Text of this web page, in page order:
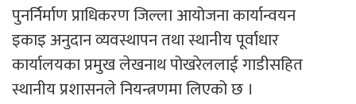
पुनर्निर्माण प्राधिकरण जिल्ला आयोजना कार्यान्वयन
इकाइ अनुदान व्यवस्थापन तथा स्थानीय पूर्वाधार
कार्यालयका प्रमुख लेखनाथ पोखरेललाई गाडीसहित
स्थानीय प्रशासनले नियन्त्रणमा लिएको छ ।